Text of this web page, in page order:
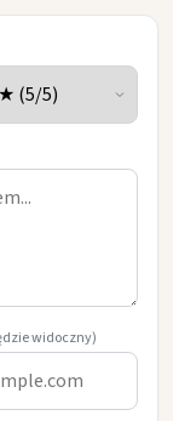
widoczny)